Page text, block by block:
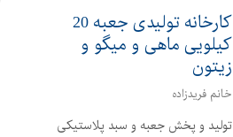
کارخانه تولیدی جعبه 20
کیلویی ماهی و میگو و
زیتون
خانم فریدزاده
تولید و پخش جعبه و سبد پلاستیکی